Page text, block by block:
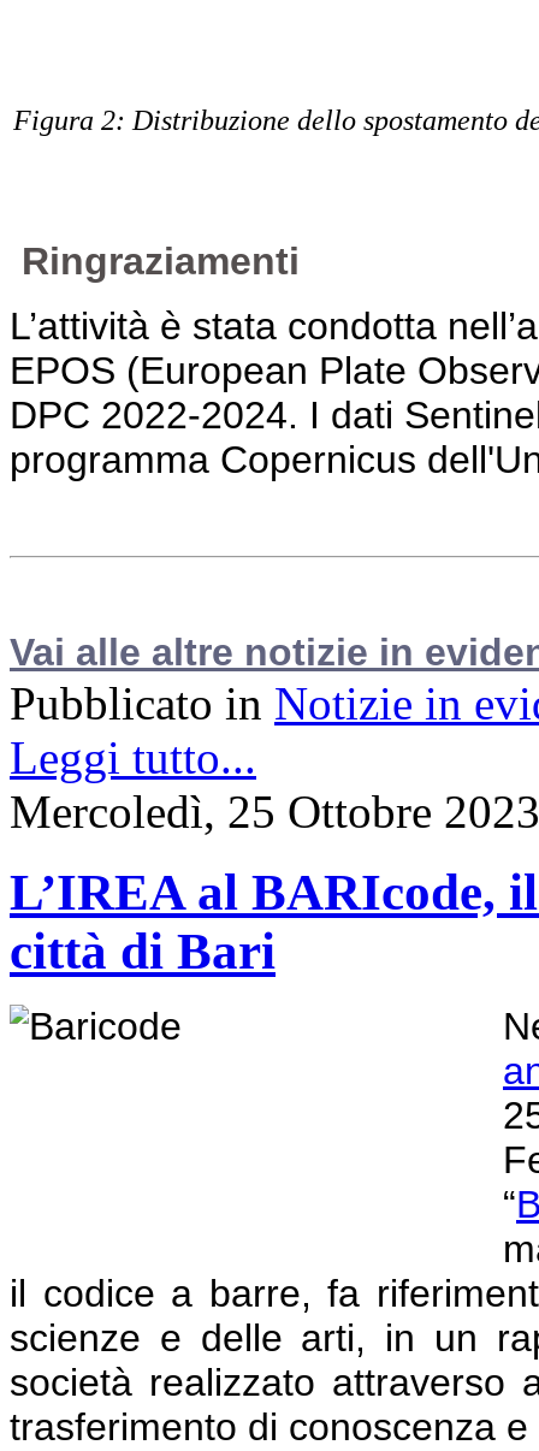
Figura 2: Distribuzione dello spostamento
Ringraziamenti
L’attività è stata condotta
EPOS (European Plate
DPC 2022-2024. I dati
programma Copernicus
Vai alle altre notizie in
Pubblicato in Notizie in
Leggi tutto...
Mercoledì, 25 Ottobre
L’IREA al BARIcode,
città di Bari
“
il codice a barre, fa
scienze e delle arti, in un
società realizzato attraverso
trasferimento di conoscenza